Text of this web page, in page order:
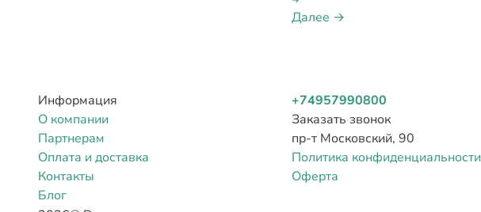
Далее →
Информация
О компании
Партнерам
Оплата и доставка
Контакты
Блог
+74957990800
Заказать звонок
пр-т Московский, 90
Политика конфиденциальности
Оферта